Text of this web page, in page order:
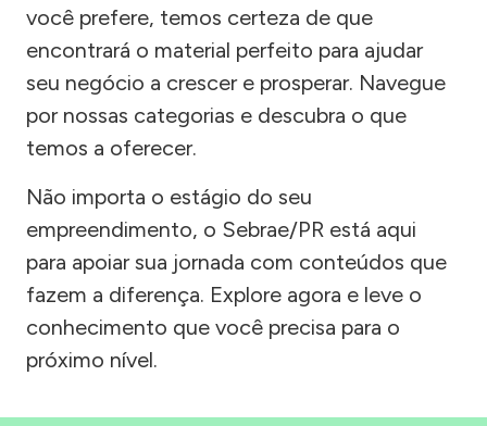
você prefere, temos certeza de que
encontrará o material perfeito para ajudar
seu negócio a crescer e prosperar. Navegue
por nossas categorias e descubra o que
temos a oferecer.
Não importa o estágio do seu
empreendimento, o Sebrae/PR está aqui
para apoiar sua jornada com conteúdos que
fazem a diferença. Explore agora e leve o
conhecimento que você precisa para o
próximo nível.